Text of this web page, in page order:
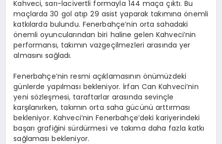
Kahveci, sarı-lacivertli formayla 144 maça çıktı. Bu
maçlarda 30 gol atıp 29 asist yaparak takımına önemli
katkılarda bulundu. Fenerbahçe’nin orta sahadaki
önemli oyuncularından biri haline gelen Kahveci’nin
performansı, takımın vazgeçilmezleri arasında yer
almasını sağladı.
Fenerbahçe’nin resmi açıklamasının önümüzdeki
günlerde yapılması bekleniyor. İrfan Can Kahveci’nin
yeni sözleşmesi, taraftarlar arasında sevinçle
karşılanırken, takımın orta saha gücünü arttırması
bekleniyor. Kahveci’nin Fenerbahçe’deki kariyerindeki
başarı grafiğini sürdürmesi ve takıma daha fazla katkı
sağlaması bekleniyor.